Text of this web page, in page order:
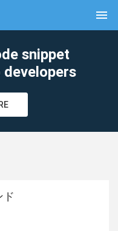
menu
snippet
clear